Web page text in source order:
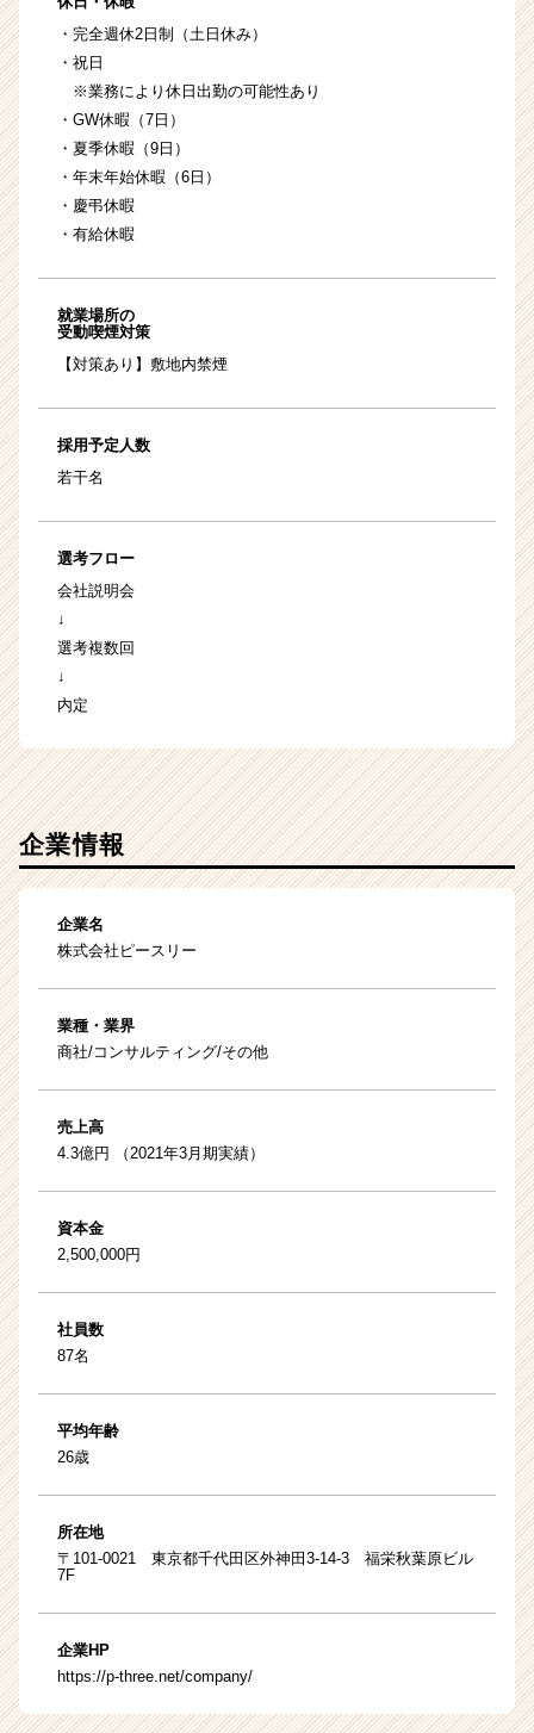
・完全週休2日制（土日休み）
・祝日
※業務により休日出勤の可能性あり
・GW休暇（7日）
・夏季休暇（9日）
・年末年始休暇（6日）
・慶弔休暇
・有給休暇
就業場所の
受動喫煙対策
【対策あり】敷地内禁煙
採用予定人数
若干名
選考フロー
会社説明会
↓
選考複数回
↓
内定
企業情報
企業名
株式会社ピースリー
業種・業界
商社/コンサルティング/その他
売上高
4.3億円 （2021年3月期実績）
資本金
2,500,000円
社員数
87名
平均年齢
26歳
所在地
〒101-0021 東京都千代田区外神田3-14-3 福栄秋葉原ビル
7F
企業HP
https://p-three.net/company/